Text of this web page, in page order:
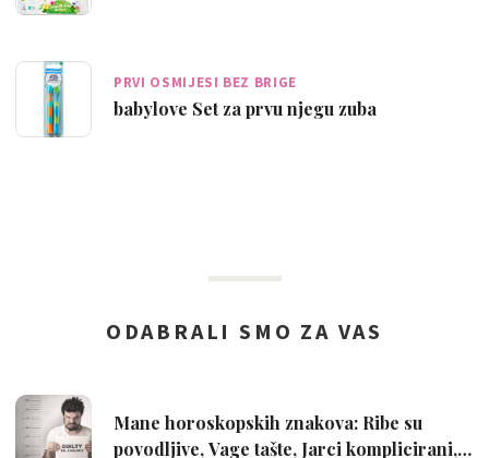
PRVI OSMIJESI BEZ BRIGE
babylove Set za prvu njegu zuba